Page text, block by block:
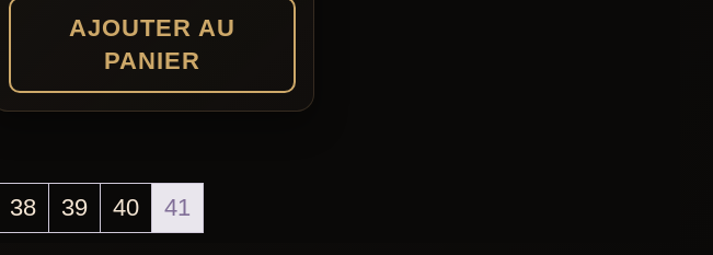
AJOUTER AU
PANIER
38 39 40 41